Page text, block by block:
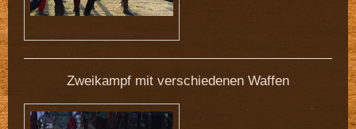
Zweikampf mit verschiedenen Waffen